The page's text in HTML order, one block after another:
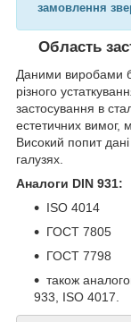
замовлення
Область
Даними виробами
різного
застосування в
естетичних вимог,
Високий попит
галузях.
Аналоги DIN 931:
ISO 4014
ГОСТ 7805
ГОСТ 7798
також
933, ISO 4017.